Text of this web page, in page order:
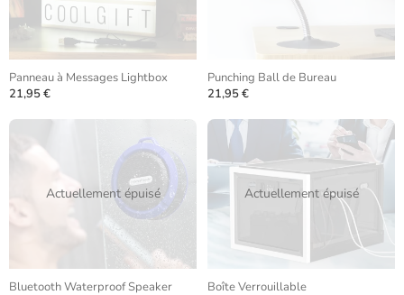
Panneau à Messages Lightbox
21,95 €
Punching Ball de Bureau
21,95 €
Actuellement épuisé
Bluetooth Waterproof Speaker
Actuellement épuisé
Boîte Verrouillable